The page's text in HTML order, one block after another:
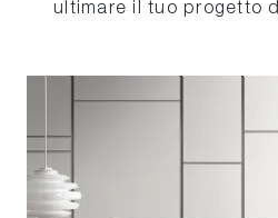
ultimare il tuo progetto